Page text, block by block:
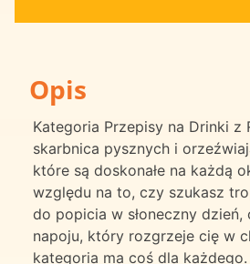
Opis
Kategoria Przepisy na Drinki z
skarbnica pysznych i
które są doskonałe na każdą
względu na to, czy szukasz
do popicia w słoneczny dzień,
napoju, który rozgrzeje cię w
kategoria ma coś dla każdego.